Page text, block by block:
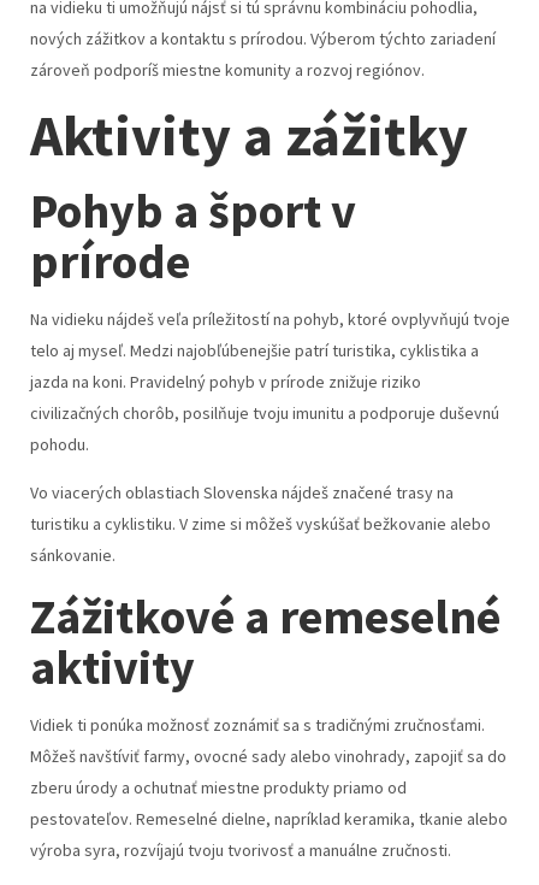
na vidieku ti umožňujú nájsť si tú správnu kombináciu pohodlia,
nových zážitkov a kontaktu s prírodou. Výberom týchto zariadení
zároveň podporíš miestne komunity a rozvoj regiónov.
Aktivity a zážitky
Pohyb a šport v
prírode
Na vidieku nájdeš veľa príležitostí na pohyb, ktoré ovplyvňujú tvoje
telo aj myseľ. Medzi najobľúbenejšie patrí turistika, cyklistika a
jazda na koni. Pravidelný pohyb v prírode znižuje riziko
civilizačných chorôb, posilňuje tvoju imunitu a podporuje duševnú
pohodu.
Vo viacerých oblastiach Slovenska nájdeš značené trasy na
turistiku a cyklistiku. V zime si môžeš vyskúšať bežkovanie alebo
sánkovanie.
Zážitkové a remeselné
aktivity
Vidiek ti ponúka možnosť zoznámiť sa s tradičnými zručnosťami.
Môžeš navštíviť farmy, ovocné sady alebo vinohrady, zapojiť sa do
zberu úrody a ochutnať miestne produkty priamo od
pestovateľov. Remeselné dielne, napríklad keramika, tkanie alebo
výroba syra, rozvíjajú tvoju tvorivosť a manuálne zručnosti.